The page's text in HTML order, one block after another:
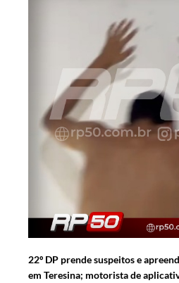
22º DP prende suspeitos e
em Teresina; motorista de